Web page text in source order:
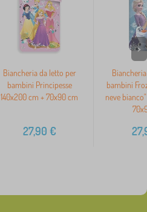
Biancheria da letto per
bambini Principesse
140x200 cm + 70x90 cm
27,90 €
bambini
neve
>